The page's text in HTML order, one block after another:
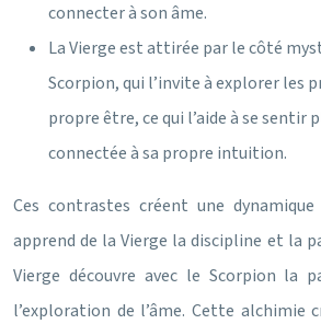
connecter à son âme.
La Vierge est attirée par le côté
Scorpion, qui l’invite à explorer les
propre être, ce qui l’aide à se sentir
connectée à sa propre intuition.
Ces contrastes créent une dynamique
apprend de la Vierge la discipline et la
Vierge découvre avec le Scorpion la
l’exploration de l’âme. Cette alchimie